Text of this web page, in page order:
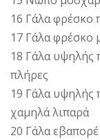
16 Γάλα φρέσκο
17 Γάλα φρέσκο
18 Γάλα υψηλής
πλήρες
19 Γάλα υψηλής
χαμηλά λιπαρά
20 Γάλα εβαπορέ